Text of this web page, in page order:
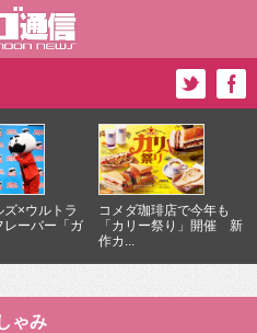
ズ×ウルトラ
レーバー「ガ
コメダ珈琲店で今年も
「カリー祭り」開催 新
作カ...
ゃみ